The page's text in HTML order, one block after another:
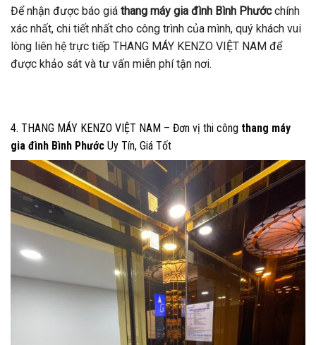
Để nhận được báo giá thang máy gia đình Bình Phướcchính
xác nhất, chi tiết nhất cho công trình của mình, quý khách vui
lòng liên hệ trực tiếp THANG MÁY KENZO VIỆT NAM để
được khảo sát và tư vấn miễn phí tận nơi.
4. THANG MÁY KENZO VIỆT NAM – Đơn vị thi công thang máy
gia đình Bình Phước Uy Tín, Giá Tốt